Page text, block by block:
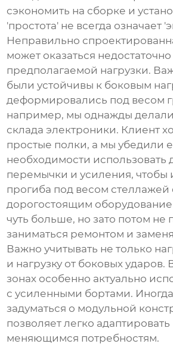
сэкономить на сборке и
'простота' не всегда означает
Неправильно
может оказаться
предполагаемой нагрузки.
были устойчивы к боковым
деформировались под весом
например, мы однажды
склада электроники. Клиент
простые полки, а мы убедили
необходимости использовать
перемычки и усиления, чтобы
прогиба под весом стеллажей
дорогостоящим
чуть больше, но зато потом не
заниматься ремонтом и
Важно учитывать не только
и нагрузку от боковых ударов.
зонах особенно актуально
с усиленными бортами.
задуматься о модульной
позволяет легко
меняющимся потребностям.